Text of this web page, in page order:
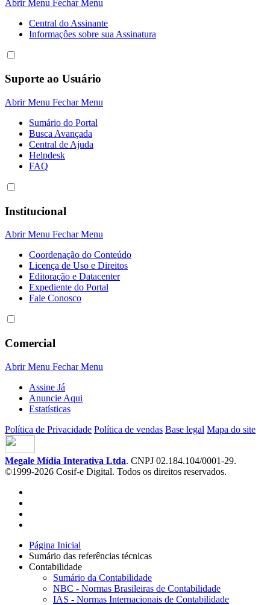
Abrir Menu Fechar Menu
Central do Assinante
Informaçôes sobre sua Assinatura
Suporte ao Usuário
Abrir Menu Fechar Menu
Sumário do Portal
Busca Avançada
Central de Ajuda
Helpdesk
FAQ
Institucional
Abrir Menu Fechar Menu
Coordenação do Conteúdo
Licença de Uso e Direitos
Editoração e Datacenter
Expediente do Portal
Fale Conosco
Comercial
Abrir Menu Fechar Menu
Assine Já
Anuncie Aqui
Estatísticas
Política de Privacidade Política de vendas Base legal Mapa do site
Megale Mídia Interativa Ltda. CNPJ 02.184.104/0001-29.
©1999-2026 Cosif-e Digital. Todos os direitos reservados.
Página Inicial
Sumário das referências técnicas
Contabilidade
Sumário da Contabilidade
NBC - Normas Brasileiras de Contabilidade
IAS - Normas Internacionais de Contabilidade